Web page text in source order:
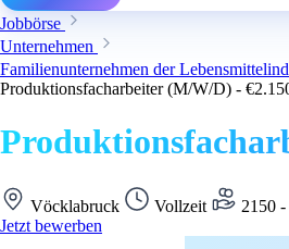
Jobbörse
Unternehmen
Familienunternehmen der
Produktionsfacharbeiter (M/W/D) -
Vöcklabruck Vollzeit 2150
Jetzt bewerben